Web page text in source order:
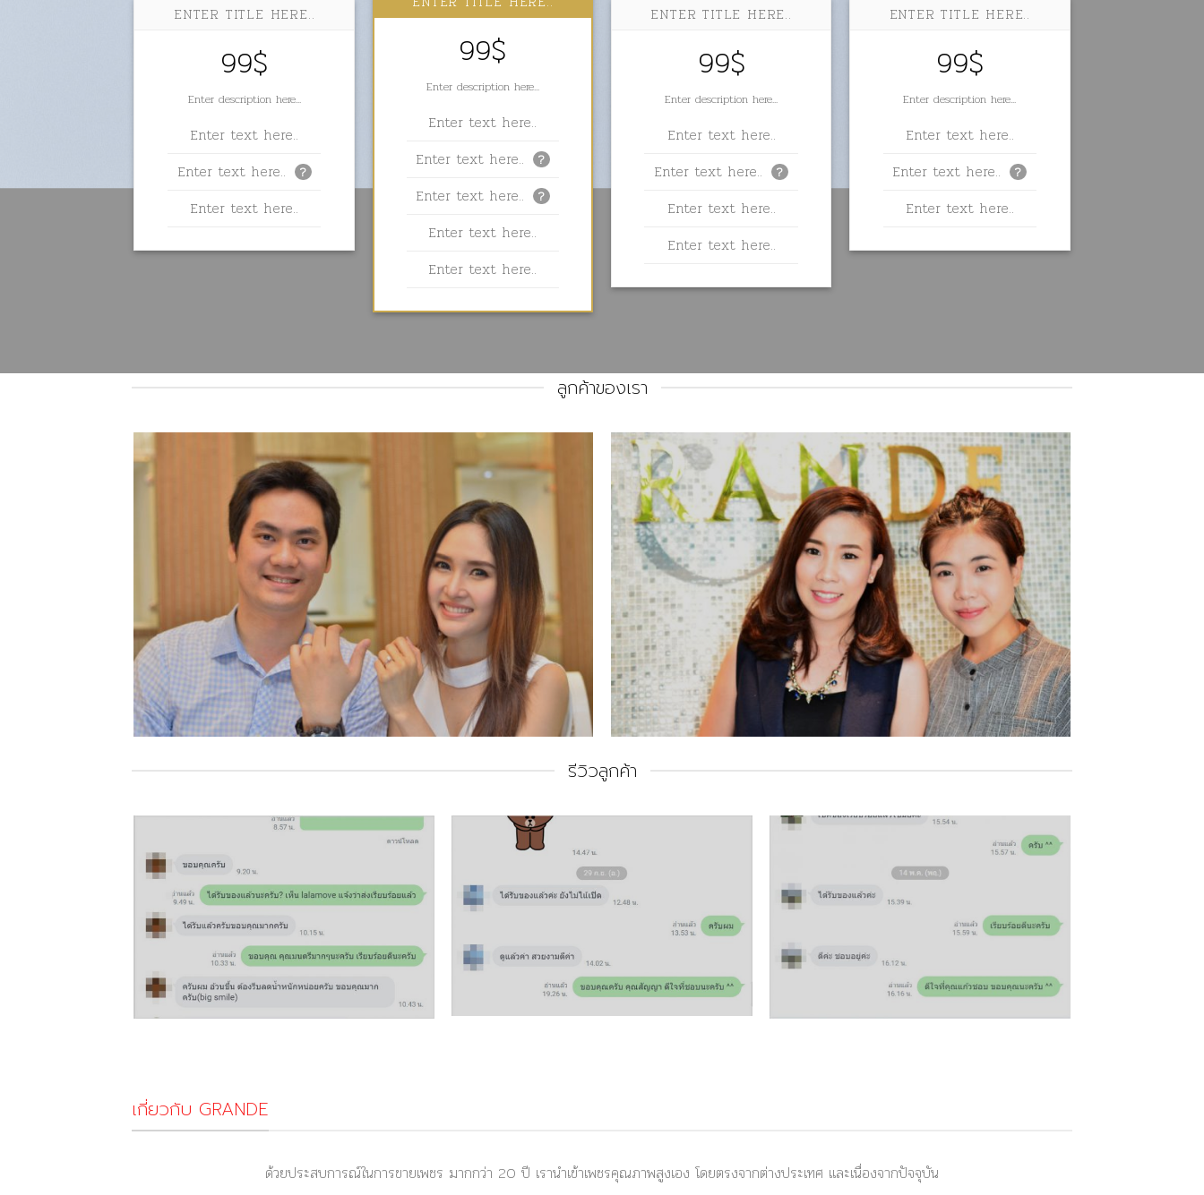
ENTER TITLE HERE..
99$
Enter description here...
Enter text here..
Enter text here..
?
Enter text here..
99$
Enter description here...
Enter text here..
Enter text here..
?
Enter text here.. ?
Enter text here..
Enter text here..
ENTER TITLE HERE..
99$
Enter description here...
Enter text here..
Enter text here..
?
Enter text here..
Enter text here..
ENTER TITLE HERE..
99$
Enter description here...
Enter text here..
Enter text here..
?
Enter text here..
ลูกค้าของเรา
รีวิวลูกค้า
เกี่ยวกับ GRANDE
ด้วยประสบการณ์ในการขายเพชร มากกว่า 20 ปี เรานำเข้าเพชรคุณภาพสูงเอง โดยตรงจากต่างประเทศ และเนื่องจากปัจจุบัน